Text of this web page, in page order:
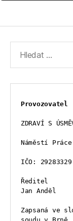
vyhledávání:
Provozovatel
ZDRAVÍ S
Náměstí
IČO: 29283329
Ředitel
Jan Anděl
Zapsaná ve